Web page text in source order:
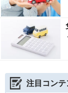
注目コンテ